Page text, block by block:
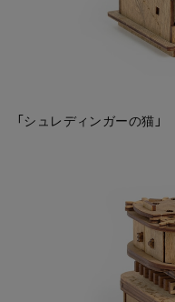
「シュレディンガーの猫」